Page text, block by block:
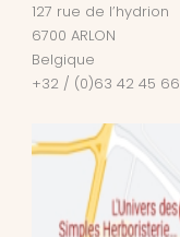
127 rue de l’hydrion
6700 ARLON
Belgique
+32 / (0)63 42 45 66